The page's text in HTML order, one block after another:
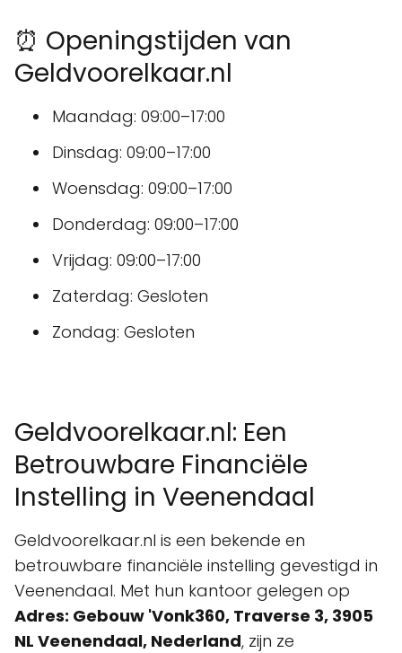
⏰ Openingstijden van
Geldvoorelkaar.nl
Maandag: 09:00–17:00
Dinsdag: 09:00–17:00
Woensdag: 09:00–17:00
Donderdag: 09:00–17:00
Vrijdag: 09:00–17:00
Zaterdag: Gesloten
Zondag: Gesloten
Geldvoorelkaar.nl: Een
Betrouwbare Financiële
Instelling in Veenendaal
Geldvoorelkaar.nl is een bekende en
betrouwbare financiële instelling gevestigd in
Veenendaal. Met hun kantoor gelegen op
Adres: Gebouw 'Vonk360, Traverse 3, 3905
NL Veenendaal, Nederland, zijn ze